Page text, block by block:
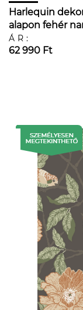
Harlequin
alapon fehér
ÁR:
62 990 Ft